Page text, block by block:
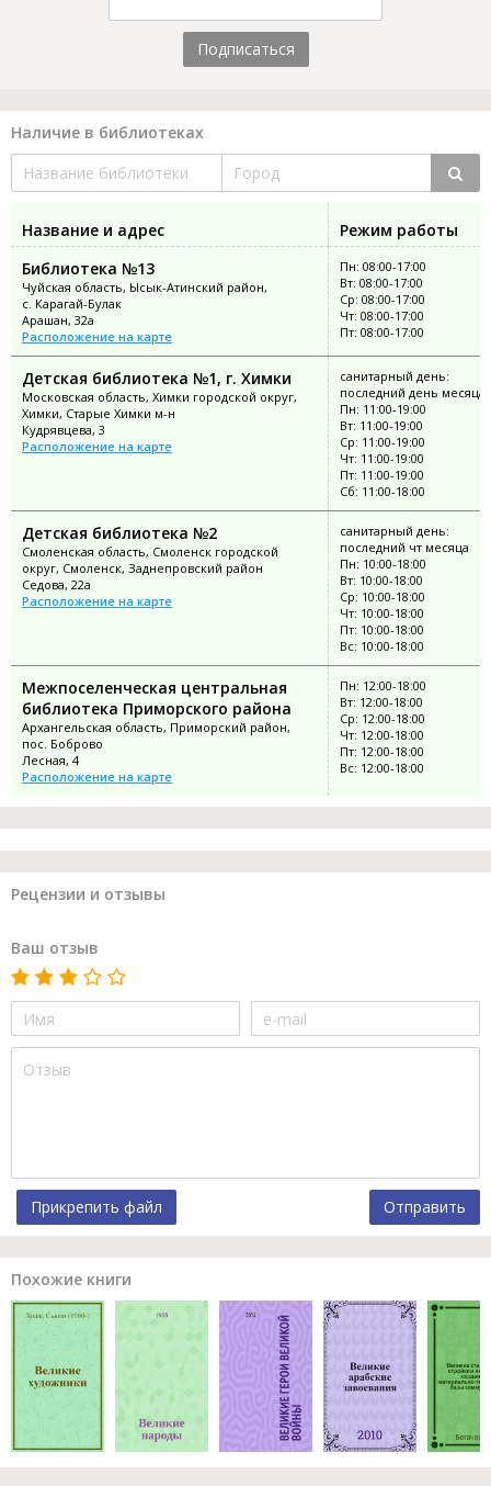
Подписаться
Наличие в библиотеках
Название и адрес
Режим работы
Библиотека №13
Чуйская область, Ысык-Атинский район,
с. Карагай-Булак
Арашан, 32а
Расположение на карте
Пн: 08:00-17:00
Вт: 08:00-17:00
Ср: 08:00-17:00
Чт: 08:00-17:00
Пт: 08:00-17:00
Детская библиотека №1, г. Химки
Московская область, Химки городской округ,
Химки, Старые Химки м-н
Кудрявцева, 3
Расположение на карте
санитарный день:
последний день месяца
Пн: 11:00-19:00
Вт: 11:00-19:00
Ср: 11:00-19:00
Чт: 11:00-19:00
Пт: 11:00-19:00
Сб: 11:00-18:00
Детская библиотека №2
Смоленская область, Смоленск городской
округ, Смоленск, Заднепровский район
Седова, 22а
Расположение на карте
санитарный день:
последний чт месяца
Пн: 10:00-18:00
Вт: 10:00-18:00
Ср: 10:00-18:00
Чт: 10:00-18:00
Пт: 10:00-18:00
Вс: 10:00-18:00
Межпоселенческая центральная
библиотека Приморского района
Архангельская область, Приморский район,
пос. Боброво
Лесная, 4
Расположение на карте
Пн: 12:00-18:00
Вт: 12:00-18:00
Ср: 12:00-18:00
Чт: 12:00-18:00
Пт: 12:00-18:00
Вс: 12:00-18:00
Рецензии и отзывы
Ваш отзыв
Прикрепить файл Отправить
Похожие книги